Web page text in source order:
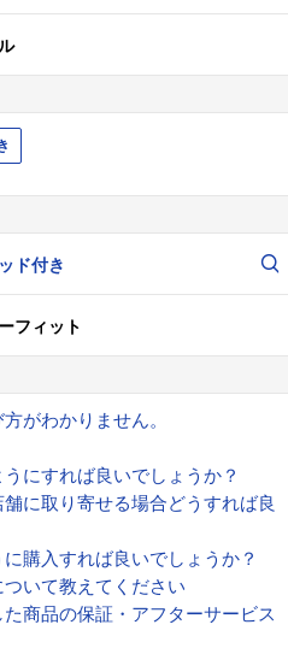
ド付き
フィット
がわかりません。
にすれば良いでしょうか？
に取り寄せる場合どうすれば良
購入すれば良いでしょうか？
いて教えてください
商品の保証・アフターサービス